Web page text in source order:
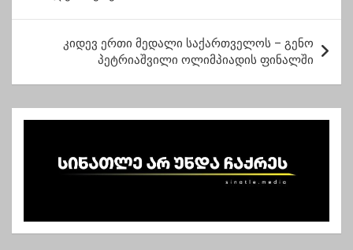
ს
ნ
გ
კიდევ ერთი მედალი საქართველოს – გენო
პეტრიაშვილი ოლიმპიადის ფინალში